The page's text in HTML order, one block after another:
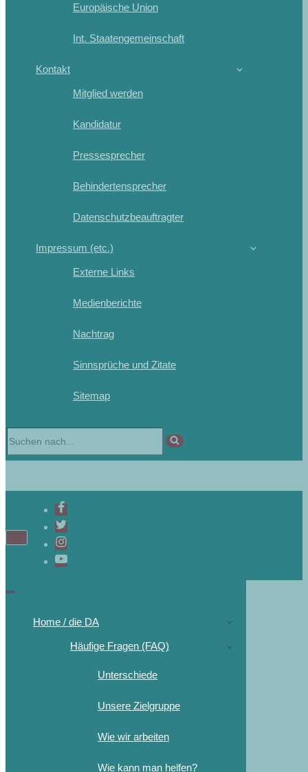
Europäische Union
Int. Staatengemeinschaft
Kontakt
Mitglied werden
Kandidatur
Pressesprecher
Behindertensprecher
Datenschutzbeauftragter
Impressum (etc.)
Externe Links
Medienberichte
Nachtrag
Sinnsprüche und Zitate
Sitemap
Home / die DA
Häufige Fragen (FAQ)
Unterschiede
Unsere Zielgruppe
Wie wir arbeiten
Wie kann man helfen?